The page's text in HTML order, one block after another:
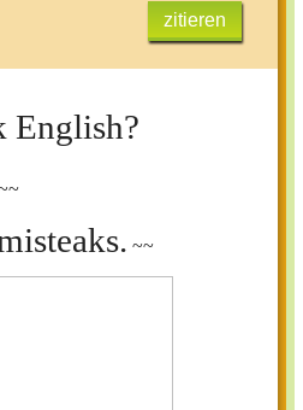
zitieren
English?
~~